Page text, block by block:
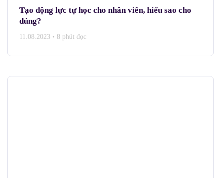
Tạo động lực tự học cho nhân viên, hiểu sao cho
đúng?
11.08.2023 • 8 phút đọc